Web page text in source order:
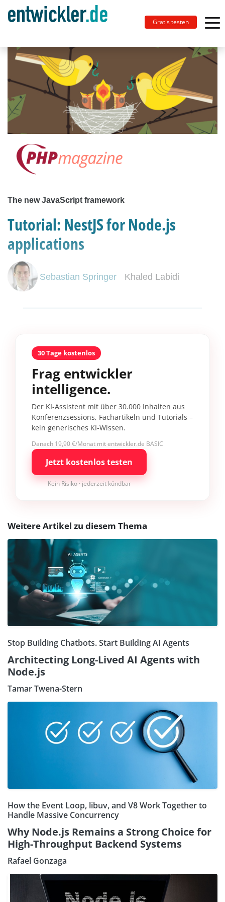
Gratis testen
The new JavaScript framework
Tutorial: NestJS for Node.js
applications
Sebastian Springer Khaled Labidi
30 Tage kostenlos
Frag entwickler
intelligence.
Der KI-Assistent mit über 30.000 Inhalten aus
Konferenzsessions, Fachartikeln und Tutorials –
kein generisches KI-Wissen.
Danach 19,90 €/Monat mit entwickler.de BASIC
Jetzt kostenlos testen
Kein Risiko · jederzeit kündbar
Weitere Artikel zu diesem Thema
Stop Building Chatbots. Start Building AI Agents
Architecting Long-Lived AI Agents with
Node.js
Tamar Twena-Stern
How the Event Loop, libuv, and V8 Work Together to
Handle Massive Concurrency
Why Node.js Remains a Strong Choice for
High-Throughput Backend Systems
Rafael Gonzaga